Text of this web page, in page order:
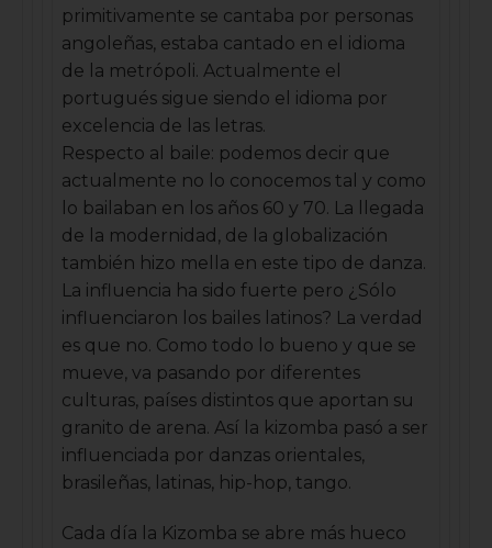
primitivamente se cantaba por personas
angoleñas, estaba cantado en el idioma
de la metrópoli. Actualmente el
portugués sigue siendo el idioma por
excelencia de las letras.
Respecto al baile: podemos decir que
actualmente no lo conocemos tal y como
lo bailaban en los años 60 y 70. La llegada
de la modernidad, de la globalización
también hizo mella en este tipo de danza.
La influencia ha sido fuerte pero ¿Sólo
influenciaron los bailes latinos? La verdad
es que no. Como todo lo bueno y que se
mueve, va pasando por diferentes
culturas, países distintos que aportan su
granito de arena. Así la kizomba pasó a ser
influenciada por danzas orientales,
brasileñas, latinas, hip-hop, tango.
Cada día la Kizomba se abre más hueco